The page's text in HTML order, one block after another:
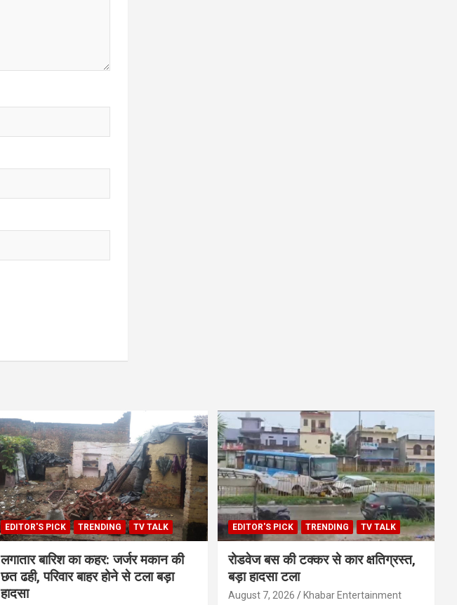
EDITOR'S PICK TRENDING TV TALK
लगातार बारिश का कहर: जर्जर मकान की
छत ढही, परिवार बाहर होने से टला बड़ा
हादसा
EDITOR'S PICK TRENDING TV TALK
रोडवेज बस की टक्कर से कार क्षतिग्रस्त,
बड़ा हादसा टला
August 7, 2026 Khabar Entertainment